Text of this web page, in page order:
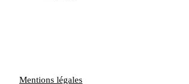
Mentions légales